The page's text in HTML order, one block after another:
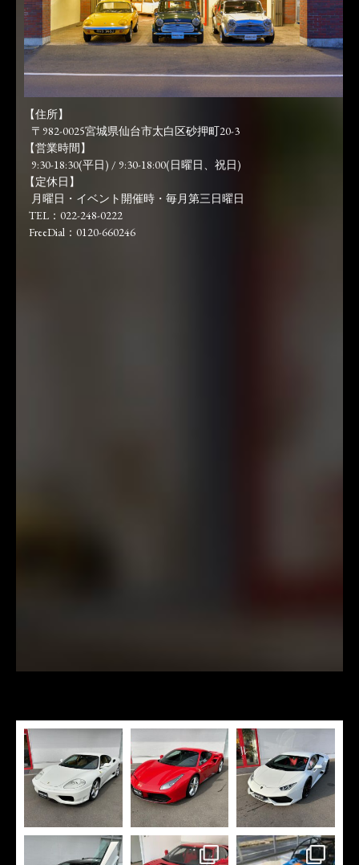
【住所】
〒982-0025宮城県仙台市太白区砂押町20-3
【営業時間】
9:30-18:30(平日) / 9:30-18:00(日曜日、祝日)
【定休日】
月曜日・イベント開催時・毎月第三日曜日
TEL：022-248-0222
FreeDial：0120-660246